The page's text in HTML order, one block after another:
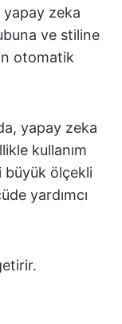
yapay zeka
ve stiline
otomatik
yapay zeka
kullanım
büyük ölçekli
yardımcı